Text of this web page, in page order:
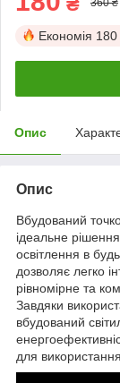
Економія 180
Опис
Опис
Вбудований
ідеальне
освітлення в
дозволяє легко
рівномірне та
Завдяки
вбудований
для використання